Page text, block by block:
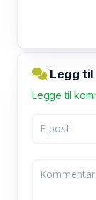
Legg til
Legge til